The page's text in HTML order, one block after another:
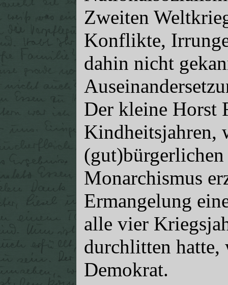
Zweiten
Konflikte,
dahin nicht
Der kleine Horst
Kindheitsjahren,
Monarchismus
Ermangelung
alle vier
durchlitten hatte,
Demokrat.